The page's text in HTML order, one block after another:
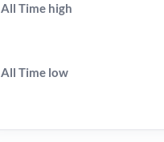
All Time high
All Time low